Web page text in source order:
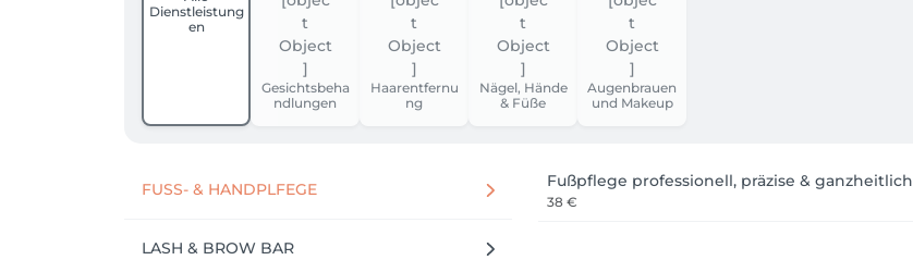
Dienstleistung
en
Gesichtsbeha
ndlungen
Haarentfernu
ng
Nägel, Hände
& Füße
Augenbrauen
und Makeup
FUSS- & HANDPLFEGE
LASH & BROW BAR
Fußpflege professionell, präzise & ganzheitlich
38 €